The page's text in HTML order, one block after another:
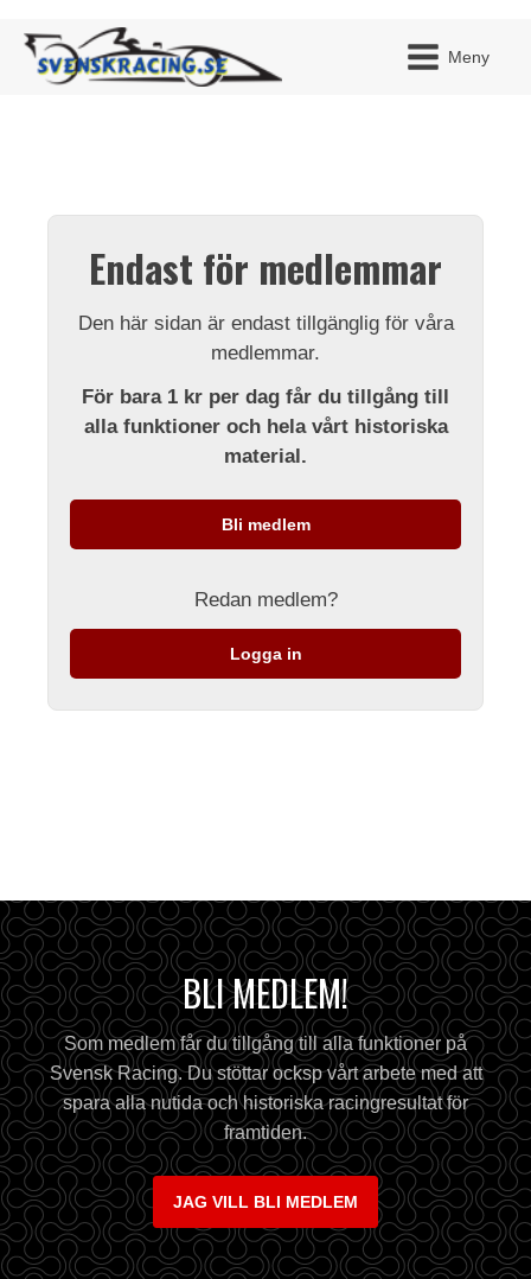
Meny
Endast för medlemmar
Den här sidan är endast tillgänglig för våra
medlemmar.
För bara 1 kr per dag får du tillgång till
alla funktioner och hela vårt historiska
material.
Bli medlem
Redan medlem?
Logga in
BLI MEDLEM!
Som medlem får du tillgång till alla funktioner på
Svensk Racing. Du stöttar ocksp vårt arbete med att
spara alla nutida och historiska racingresultat för
framtiden.
JAG VILL BLI MEDLEM